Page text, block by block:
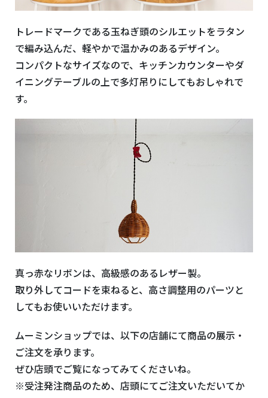
トレードマークである玉ねぎ頭のシルエットをラタン
で編み込んだ、軽やかで温かみのあるデザイン。
コンパクトなサイズなので、キッチンカウンターやダ
イニングテーブルの上で多灯吊りにしてもおしゃれで
す。
真っ赤なリボンは、高級感のあるレザー製。
取り外してコードを束ねると、高さ調整用のパーツと
してもお使いいただけます。
ムーミンショップでは、以下の店舗にて商品の展示・
ご注文を承ります。
ぜひ店頭でご覧になってみてくださいね。
※受注発注商品のため、店頭にてご注文いただいてか